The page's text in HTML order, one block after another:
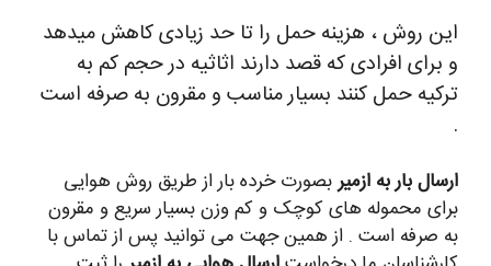
این روش ، هزینه حمل را تا حد زیادی کاهش میدهد
و برای افرادی که قصد دارند اثاثیه در حجم کم به
ترکیه حمل کنند بسیار مناسب و مقرون به صرفه است
.
ارسال بار به ازمیربصورت خرده بار از طریق روش هوایی
برای محموله های کوچک و کم وزن بسیار سریع و مقرون
به صرفه است . از همین جهت می توانید پس از تماس با